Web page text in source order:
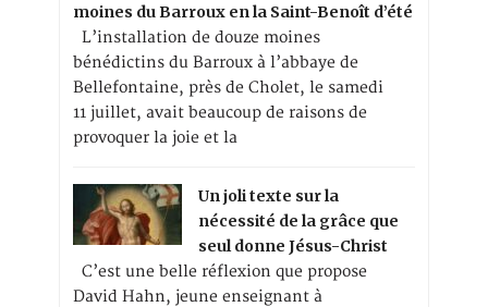
moines du Barroux en la Saint-Benoît d’été
L’installation de douze moines
bénédictins du Barroux à l’abbaye de
Bellefontaine, près de Cholet, le samedi
11 juillet, avait beaucoup de raisons de
provoquer la joie et la
Un joli texte sur la
nécessité de la grâce que
seul donne Jésus-Christ
C’est une belle réflexion que propose
David Hahn, jeune enseignant à